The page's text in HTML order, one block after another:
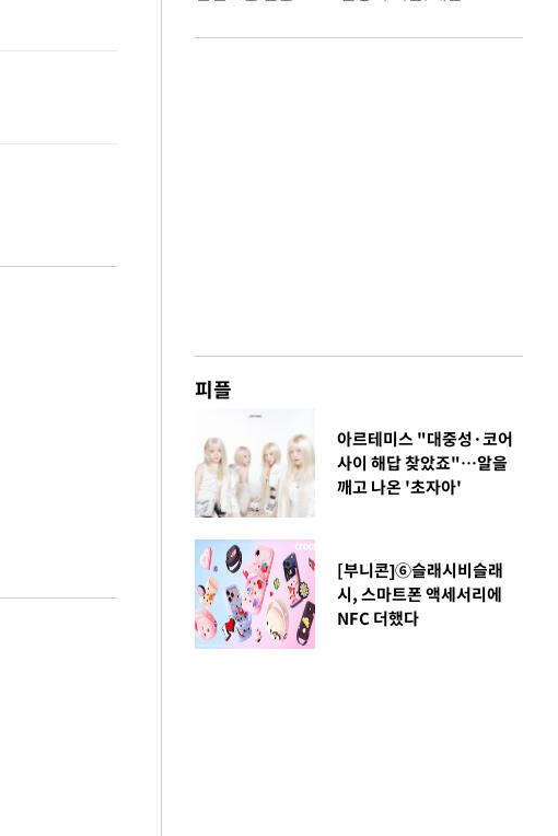
피플
아르테미스 "대중성·코어
사이 해답 찾았죠"…알을
깨고 나온 '초자아'
[부니콘]⑥슬래시비슬래
시, 스마트폰 액세서리에
NFC 더했다